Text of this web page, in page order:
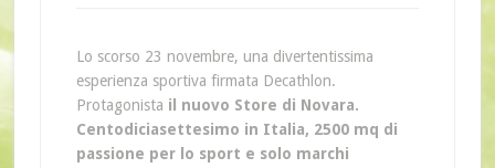
Lo scorso 23 novembre, una divertentissima
esperienza sportiva firmata Decathlon.
Protagonista il nuovo Store di Novara.
Centodiciasettesimo in Italia, 2500 mq di
passione per lo sport e solo marchi